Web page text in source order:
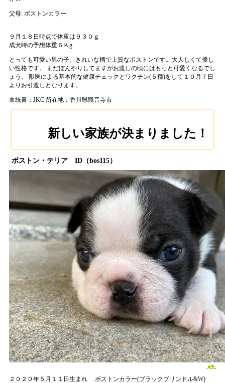
父母: ボストンカラー
９月１８日時点で体重は９３０ｇ
成犬時の予想体重６Ｋg
とっても可愛い男の子。きれいな柄で上質なボストンです。大人しくて優し
い性格です。 まだぼんやりしてますがお渡しの頃にはもっと可愛くなるでし
ょう。 獣医による基本的な健康チェックとワクチン(５種)をして１０月７日
よりお引渡しとなります。
血統書：JKC 所在地：香川県観音寺市
新しい家族が決まりました！
ボストン・テリア ID（bos115）
２０２０年５月１１日生まれ
ボストンカラー(ブラックブリンドル&W)